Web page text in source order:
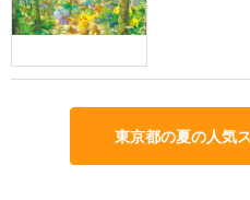
東京都の夏の人気